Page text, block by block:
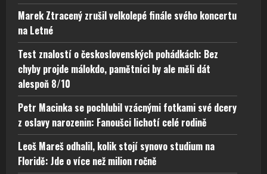
Marek Ztracený zrušil velkolepé finále svého koncertu
na Letné
Test znalostí o československých pohádkách: Bez
chyby projde málokdo, pamětníci by ale měli dát
alespoň 8/10
Petr Macinka se pochlubil vzácnými fotkami své dcery
z oslavy narozenin: Fanoušci lichotí celé rodině
Leoš Mareš odhalil, kolik stojí synovo studium na
Floridě: Jde o více než milion ročně